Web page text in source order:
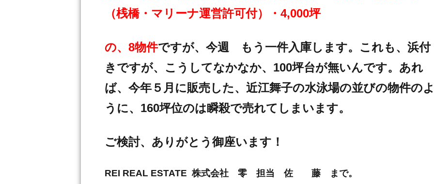
（桟橋・マリーナ運営許可付）・4,000坪
の、8物件ですが、今週 もう一件入庫します。これも、浜付
きですが、こうしてなかなか、100坪台が無いんです。あれ
ば、今年５月に販売した、近江舞子の水泳場の並びの物件の
うに、160坪位のは瞬殺で売れてしまいます。
ご検討、ありがとう御座います！
REI REAL ESTATE 株式会社 零 担当 佐 藤 まで。